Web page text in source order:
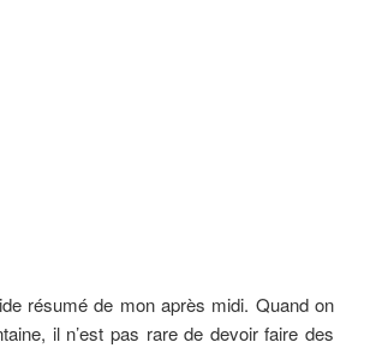
résumé de mon après midi. Quand on
il n’est pas rare de devoir faire des